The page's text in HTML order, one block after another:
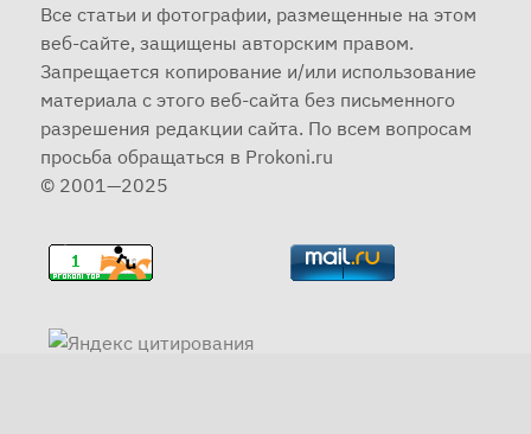
Все статьи и фотографии, размещенные на этом
веб-сайте, защищены авторским правом.
Запрещается копирование и/или использование
материала с этого веб-сайта без письменного
разрешения редакции сайта. По всем вопросам
просьба обращаться в Prokoni.ru
© 2001—2025